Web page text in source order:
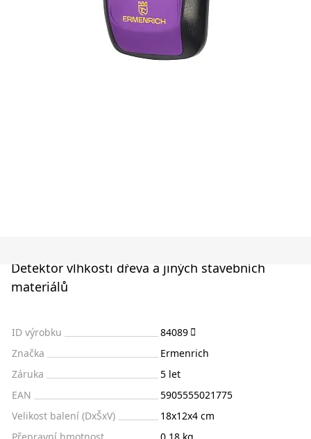
Detektor vlhkosti dřeva a jiných stavebních
materiálů
ID výrobku
84089
Značka
Ermenrich
Záruka
5 let
EAN
5905555021775
Velikost balení (DxŠxV)
18x12x4 cm
Přepravní hmotnost
0.18 kg